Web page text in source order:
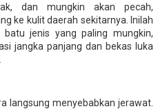
dan mungkin akan pecah,
ke kulit daerah sekitarnya. Inilah
jenis yang paling mungkin,
jangka panjang dan bekas luka
langsung menyebabkan jerawat.